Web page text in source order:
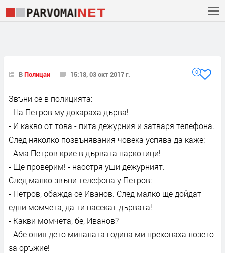
ВПолицаи 15:18, 03 окт 2017 г. 0
Звъни се в полицията:
- На Петров му докараха дърва!
- И какво от това - пита дежурния и затваря телефона.
След няколко позвънявания човека успява да каже:
- Ама Петров крие в дървата наркотици!
- Ще проверим! - наостря уши дежурният.
След малко звъни телефона у Петров:
- Петров, обажда се Иванов. След малко ще дойдат
едни момчета, да ти насекат дървата!
- Какви момчета, бе, Иванов?
- Абе ония дето миналата година ми прекопаха лозето
за оръжие!